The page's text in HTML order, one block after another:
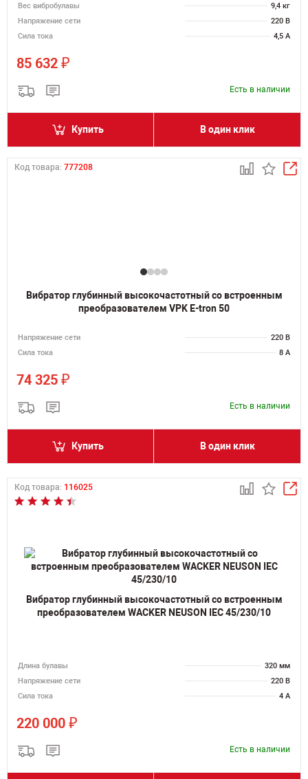
Вес вибробулавы
9,4 кг
Напряжение сети
220 В
Сила тока
4,5 А
85 632 ₽
Есть в наличии
Купить В один клик
Код товара: 777208
Вибратор глубинный высокочастотный со встроенным
преобразователем VPK E-tron 50
Напряжение сети
220 В
Сила тока
8 А
74 325 ₽
Есть в наличии
Купить В один клик
Код товара: 116025
Вибратор глубинный высокочастотный со встроенным
преобразователем WACKER NEUSON IEC 45/230/10
Длина булавы
320 мм
Напряжение сети
220 В
Сила тока
4 А
220 000 ₽
Есть в наличии